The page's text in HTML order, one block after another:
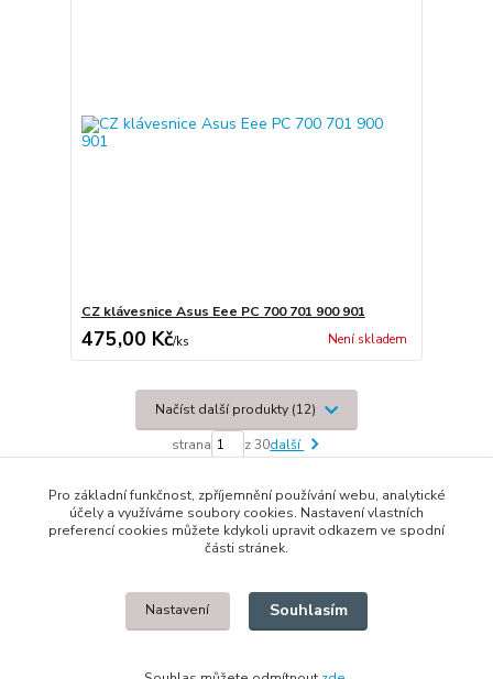
CZ klávesnice Asus Eee PC 700 701 900 901
475,00 Kč/ks Není skladem
Načíst další produkty (12)
strana z 30další
© 2014 - 2025 Díly pro notebooky
Upravit sběr cookies.
Pro základní funkčnost, zpříjemnění používání webu, analytické
účely a využíváme soubory cookies. Nastavení vlastních
preferencí cookies můžete kdykoli upravit odkazem ve spodní
části stránek.
Nastavení Souhlasím